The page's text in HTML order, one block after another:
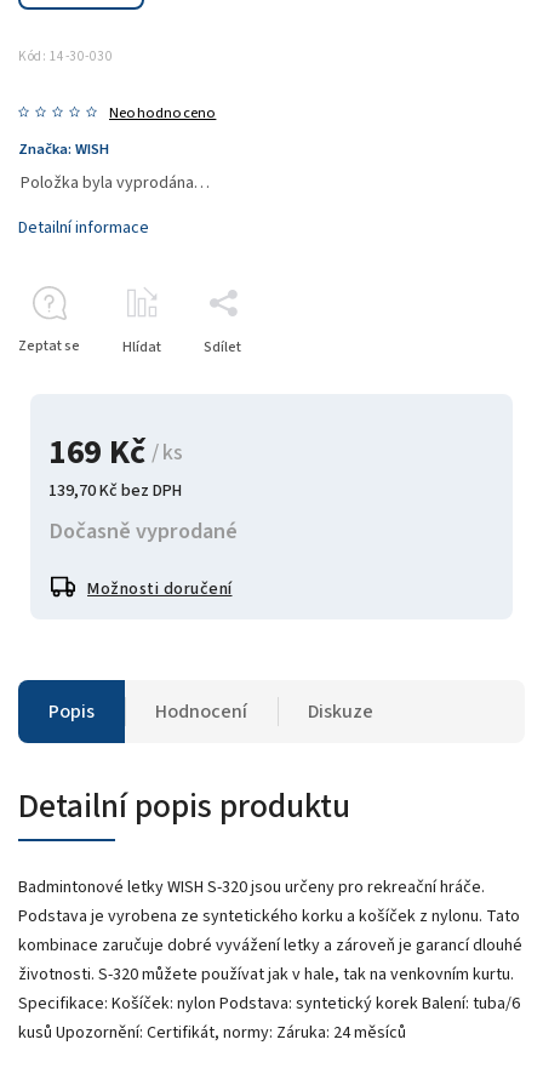
Kód: 14-30-030
Neohodnoceno
Značka: WISH
169 Kč / ks
139,70 Kč bez DPH
Dočasně vyprodané
Možnosti doručení
Položka byla vyprodána…
Detailní informace
Zeptat se Hlídat Sdílet
Popis Hodnocení Diskuze
Detailní popis produktu
Badmintonové letky WISH S-320 jsou určeny pro rekreační hráče.
Podstava je vyrobena ze syntetického korku a košíček z nylonu. Tato
kombinace zaručuje dobré vyvážení letky a zároveň je garancí dlouhé
životnosti. S-320 můžete používat jak v hale, tak na venkovním kurtu.
Specifikace: Košíček: nylon Podstava: syntetický korek Balení: tuba/6
kusů Upozornění: Certifikát, normy: Záruka: 24 měsíců